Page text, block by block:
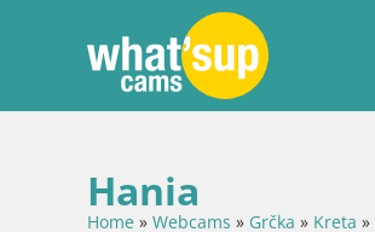
Hania
Home » Webcams » Grčka » Kreta »